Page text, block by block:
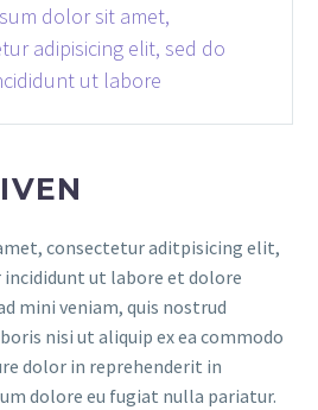
dolor sit amet,
adipisicing elit, sed do
ut labore
consectetur aditpisicing elit,
incididunt ut labore et dolore
mini veniam, quis nostrud
nisi ut aliquip ex ea commodo
dolor in reprehenderit in
dolore eu fugiat nulla pariatur.